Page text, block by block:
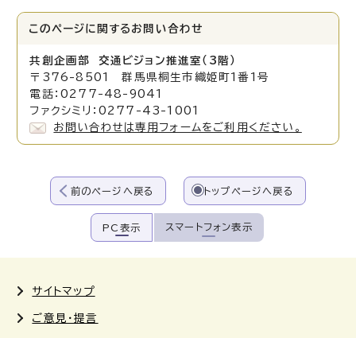
このページに関する お問い合わせ
共創企画部 交通ビジョン推進室（3階）
〒376-8501 群馬県桐生市織姫町1番1号
電話：0277-48-9041
ファクシミリ：0277-43-1001
お問い合わせは専用フォームをご利用ください。
前のページへ戻る トップページへ戻る
PC表示 スマートフォン表示
サイトマップ
ご意見・提言